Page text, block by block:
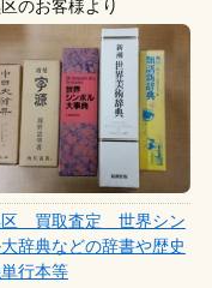
のお客様より
区 買取査定 世界シン
辞典などの辞書や歴史
行本等